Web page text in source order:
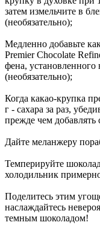
затем измельчите в
(необязательно);
Медленно добавьте
Premier Chocolate
фена,
(необязательно);
Когда какао-крупка
г - сахара за раз,
прежде чем добавлять
Дайте меланжеру
Темперируйте
холодильник
Поделитесь этим
наслаждайтесь
темным шоколадом!